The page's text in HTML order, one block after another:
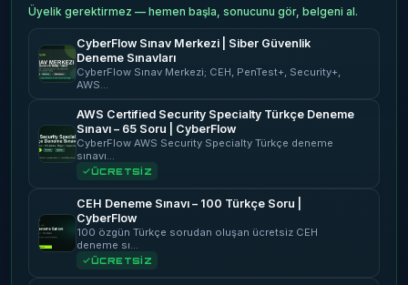
Üyelik gerektirmez — hemen başla, sonucunu gör, belgeni al.
CyberFlow Sınav Merkezi | Siber Güvenlik
Deneme Sınavları
CyberFlow Sınav Merkezi; CEH, PenTest+, Security+,
AWS…
AWS Certified Security Specialty Türkçe Deneme
Sınavı – 65 Soru | CyberFlow
CyberFlow AWS Security Specialty Türkçe deneme
sınavı…
ÜCRETSİZ
CEH Deneme Sınavı – 100 Türkçe Soru |
CyberFlow
100 özgün Türkçe sorudan oluşan ücretsiz CEH
deneme sı…
ÜCRETSİZ